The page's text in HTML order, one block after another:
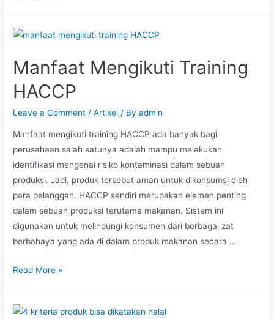
Manfaat Mengikuti Training
HACCP
Leave a Comment /Artikel / Byadmin
Manfaat mengikuti training HACCP ada banyak bagi
perusahaan salah satunya adalah mampu melakukan
identifikasi mengenai risiko kontaminasi dalam sebuah
produksi. Jadi, produk tersebut aman untuk dikonsumsi oleh
para pelanggan. HACCP sendiri merupakan elemen penting
dalam sebuah produksi terutama makanan. Sistem ini
digunakan untuk melindungi konsumen dari berbagai zat
berbahaya yang ada di dalam produk makanan secara …
Read More »